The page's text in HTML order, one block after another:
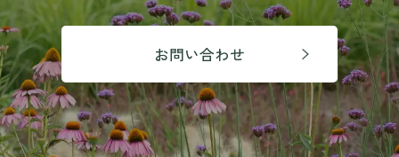
お問い合わせ